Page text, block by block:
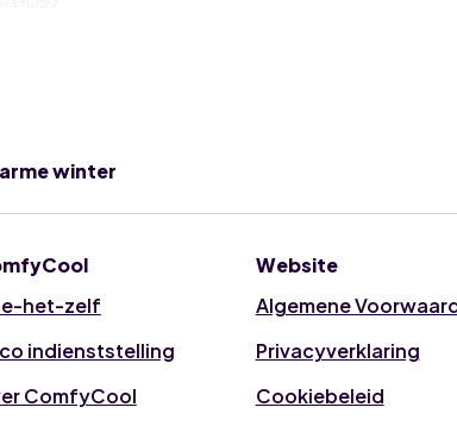
winter
het-zelf
indienststelling
ComfyCool
Website
Algemene
Privacyverklaring
Cookiebeleid